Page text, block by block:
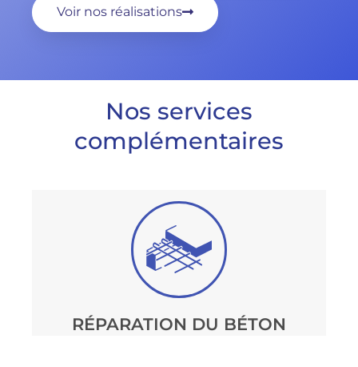
Voir nos réalisations
Nos services
complémentaires
RÉPARATION DU BÉTON